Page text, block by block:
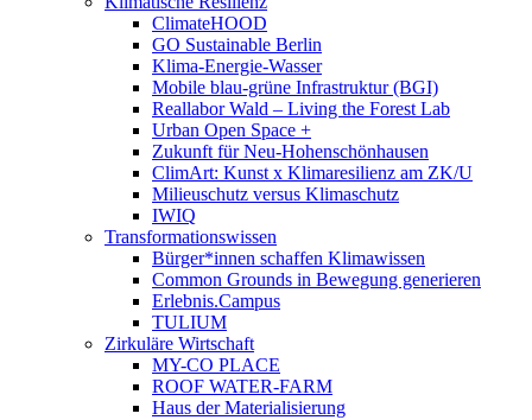
ClimateHOOD
GO Sustainable Berlin
Klima-Energie-Wasser
Mobile blau-grüne Infrastruktur (BGI)
Reallabor Wald – Living the Forest Lab
Urban Open Space +
Zukunft für Neu-Hohenschönhausen
ClimArt: Kunst x Klimaresilienz am ZK/U
Milieuschutz versus Klimaschutz
IWIQ
Transformationswissen
Bürger*innen schaffen Klimawissen
Common Grounds in Bewegung generieren
Erlebnis.Campus
TULIUM
Zirkuläre Wirtschaft
MY-CO PLACE
ROOF WATER-FARM
Haus der Materialisierung